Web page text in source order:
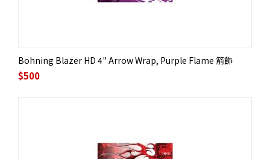
Bohning Blazer HD 4" Arrow Wrap, Purple Flame 箭飾
$500